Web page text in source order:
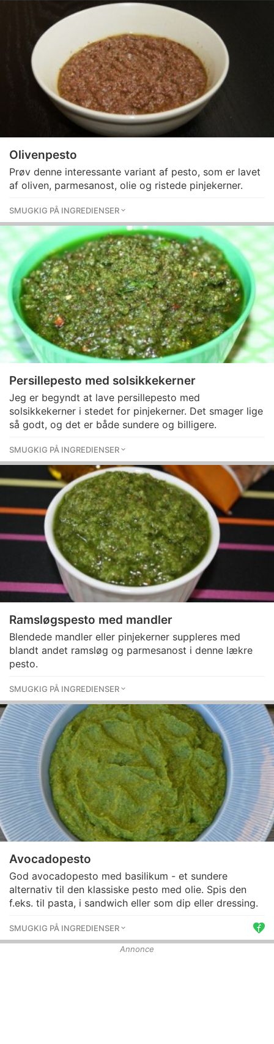
Olivenpesto
Prøv denne interessante variant af pesto, som er lavet
af oliven, parmesanost, olie og ristede pinjekerner.
SMUGKIG PÅ INGREDIENSER
Persillepesto med solsikkekerner
Jeg er begyndt at lave persillepesto med
solsikkekerner i stedet for pinjekerner. Det smager lige
så godt, og det er både sundere og billigere.
SMUGKIG PÅ INGREDIENSER
Ramsløgspesto med mandler
Blendede mandler eller pinjekerner suppleres med
blandt andet ramsløg og parmesanost i denne lækre
pesto.
SMUGKIG PÅ INGREDIENSER
Avocadopesto
God avocadopesto med basilikum - et sundere
alternativ til den klassiske pesto med olie. Spis den
f.eks. til pasta, i sandwich eller som dip eller dressing.
SMUGKIG PÅ INGREDIENSER
Annonce